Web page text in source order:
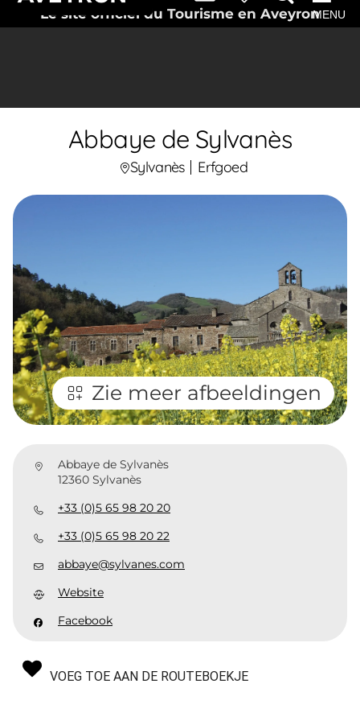
Le site officiel du Tourisme en AveyronMENU
Abbaye de Sylvanès
Sylvanès Erfgoed
Zie meer afbeeldingen
Abbaye de Sylvanès
12360 Sylvanès
+33 (0)5 65 98 20 20
+33 (0)5 65 98 20 22
abbaye@sylvanes.com
Website
Facebook
VOEG TOE AAN DE ROUTEBOEKJE